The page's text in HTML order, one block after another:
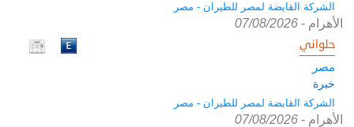
الشركة القابضة لمصر للطيران - مصر
الأهرام -
07/08/2026
حلواني
مصر
خبرة
الشركة القابضة لمصر للطيران - مصر
الأهرام -
07/08/2026